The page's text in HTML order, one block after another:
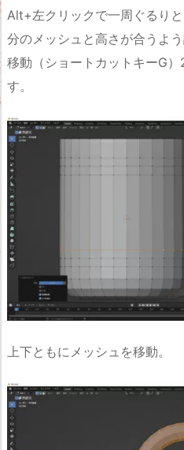
Alt+左クリックで一周ぐるり
分のメッシュと高さが合うよう
移動（ショートカットキーG
す。
上下ともにメッシュを移動。